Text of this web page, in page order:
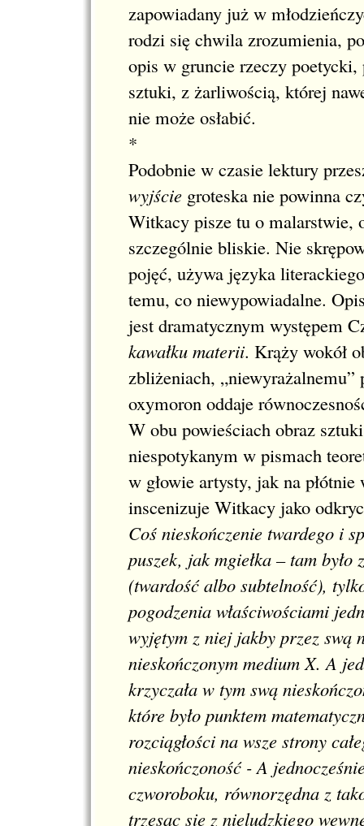
zapowiadany już w
rodzi się chwila zrozumienia,
opis w gruncie rzeczy poetycki,
sztuki, z żarliwością, której
nie może osłabić.
*
Podobnie w czasie lektury
wyjście groteska nie powinna
Witkacy pisze tu o malarstwie,
szczególnie bliskie. Nie
pojęć, używa języka
temu, co niewypowiadalne.
jest dramatycznym występem
kawałku materii. Krąży wokół
zbliżeniach, „niewyrażalnemu”
oxymoron oddaje
W obu powieściach obraz
niespotykanym w pismach
w głowie artysty, jak na
inscenizuje Witkacy jako
Coś nieskończenie twardego i
puszek, jak mgiełka – tam
(twardość albo subtelność),
pogodzenia właściwościami
wyjętym z niej jakby przez swą
nieskończonym medium X. A
krzyczała w tym swą
które było punktem
rozciągłości na wsze strony
nieskończoność - A
czworoboku, równorzędna z
trzęsąc sie z nieludzkiego